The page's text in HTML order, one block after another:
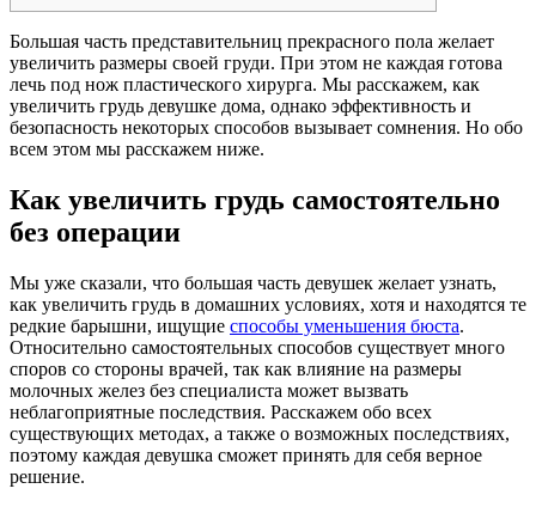
Большая часть представительниц прекрасного пола желает
увеличить размеры своей груди. При этом не каждая готова
лечь под нож пластического хирурга. Мы расскажем, как
увеличить грудь девушке дома, однако эффективность и
безопасность некоторых способов вызывает сомнения. Но обо
всем этом мы расскажем ниже.
Как увеличить грудь самостоятельно
без операции
Мы уже сказали, что большая часть девушек желает узнать,
как увеличить грудь в домашних условиях, хотя и находятся те
редкие барышни, ищущие способы уменьшения бюста.
Относительно самостоятельных способов существует много
споров со стороны врачей, так как влияние на размеры
молочных желез без специалиста может вызвать
неблагоприятные последствия. Расскажем обо всех
существующих методах, а также о возможных последствиях,
поэтому каждая девушка сможет принять для себя верное
решение.